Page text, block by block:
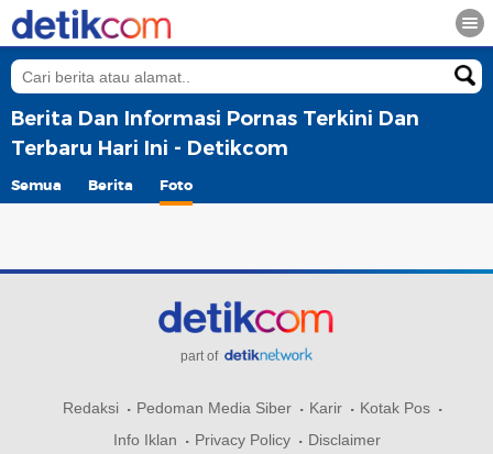
Berita Dan Informasi Pornas Terkini Dan
Terbaru Hari Ini - Detikcom
Semua Berita Foto
part of
Redaksi Pedoman Media Siber Karir
Kotak Pos
Info Iklan
Privacy Policy Disclaimer